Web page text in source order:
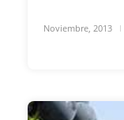
Noviembre, 2013